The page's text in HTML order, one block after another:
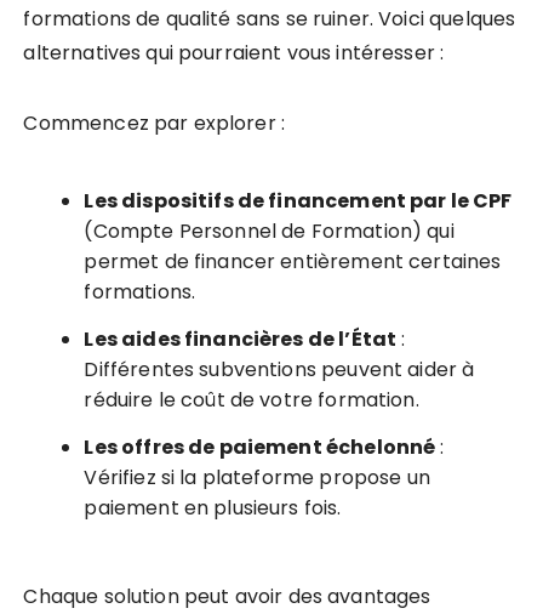
formations de qualité sans se ruiner. Voici quelques
alternatives qui pourraient vous intéresser :
Commencez par explorer :
Les dispositifs de financement par le CPF
(Compte Personnel de Formation) qui
permet de financer entièrement certaines
formations.
Les aides financières de l’État :
Différentes subventions peuvent aider à
réduire le coût de votre formation.
Les offres de paiement échelonné:
Vérifiez si la plateforme propose un
paiement en plusieurs fois.
Chaque solution peut avoir des avantages